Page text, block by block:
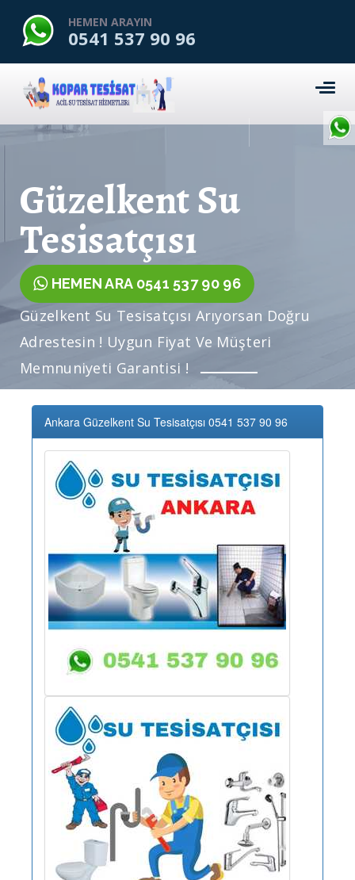
HEMEN ARAYIN
0541 537 90 96
Güzelkent Su
Tesisatçısı
HEMEN ARA 0541 537 90 96
Güzelkent Su Tesisatçısı Arıyorsan Doğru
Adrestesin ! Uygun Fiyat Ve Müşteri
Memnuniyeti Garantisi !
Ankara Güzelkent Su Tesisatçısı 0541 537 90 96